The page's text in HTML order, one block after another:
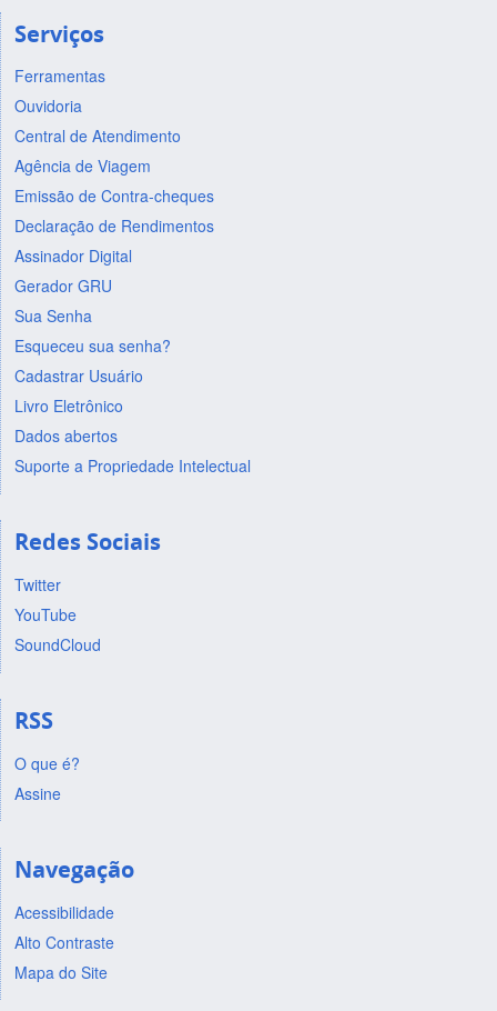
Serviços
Ferramentas
Ouvidoria
Central de Atendimento
Agência de Viagem
Emissão de Contra-cheques
Declaração de Rendimentos
Assinador Digital
Gerador GRU
Sua Senha
Esqueceu sua senha?
Cadastrar Usuário
Livro Eletrônico
Dados abertos
Suporte a Propriedade Intelectual
Redes Sociais
Twitter
YouTube
SoundCloud
RSS
O que é?
Assine
Navegação
Acessibilidade
Alto Contraste
Mapa do Site